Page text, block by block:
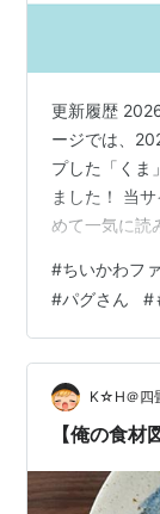
更新履歴
ージでは、
プした「くま
ました！ 当
めて一気に読
🎂（くま12
ナガノ
ド・Keyword
12th
#ちいかわフ
#パグさん #
K☆H＠四
【俺の食